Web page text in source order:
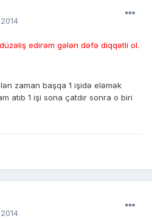
edirəm gələn dəfə diqqətli ol.
zaman başqa 1 işidə eləmək
atıb 1 işi sona çatdır sonra o biri